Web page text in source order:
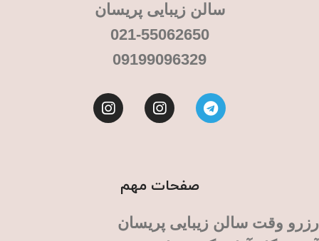
سالن زیبایی پریسان
021-55062650
09199096329
صفحات مهم
رزرو وقت سالن زیبایی پریسان